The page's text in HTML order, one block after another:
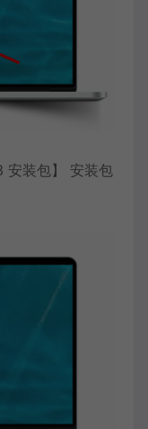
安装包】 安装包